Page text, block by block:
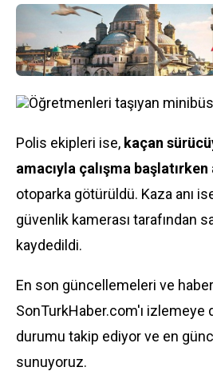
Öğretmenleri taşıyan minibüs
Polis ekipleri ise, kaçan
amacıyla çalışma başlatırken
otoparka götürüldü. Kaza anı
güvenlik kamerası tarafından
kaydedildi.
En son güncellemeleri ve
SonTurkHaber.com'ı izlemeye
durumu takip ediyor ve en
sunuyoruz.